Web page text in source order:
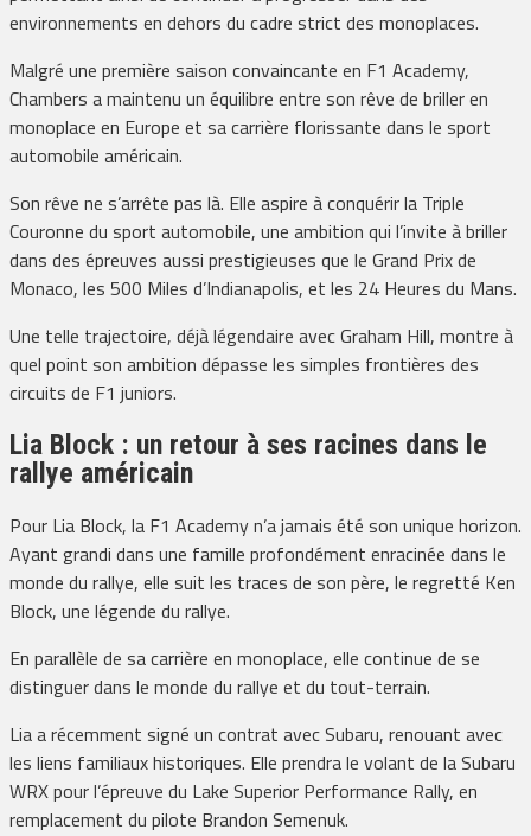
environnements en dehors du cadre strict des monoplaces.
Malgré une première saison convaincante en F1 Academy,
Chambers a maintenu un équilibre entre son rêve de briller en
monoplace en Europe et sa carrière florissante dans le sport
automobile américain.
Son rêve ne s’arrête pas là. Elle aspire à conquérir la Triple
Couronne du sport automobile, une ambition qui l’invite à briller
dans des épreuves aussi prestigieuses que le Grand Prix de
Monaco, les 500 Miles d’Indianapolis, et les 24 Heures du Mans.
Une telle trajectoire, déjà légendaire avec Graham Hill, montre à
quel point son ambition dépasse les simples frontières des
circuits de F1 juniors.
Lia Block : un retour à ses racines dans le
rallye américain
Pour Lia Block, la F1 Academy n’a jamais été son unique horizon.
Ayant grandi dans une famille profondément enracinée dans le
monde du rallye, elle suit les traces de son père, le regretté Ken
Block, une légende du rallye.
En parallèle de sa carrière en monoplace, elle continue de se
distinguer dans le monde du rallye et du tout-terrain.
Lia a récemment signé un contrat avec Subaru, renouant avec
les liens familiaux historiques. Elle prendra le volant de la Subaru
WRX pour l’épreuve du Lake Superior Performance Rally, en
remplacement du pilote Brandon Semenuk.